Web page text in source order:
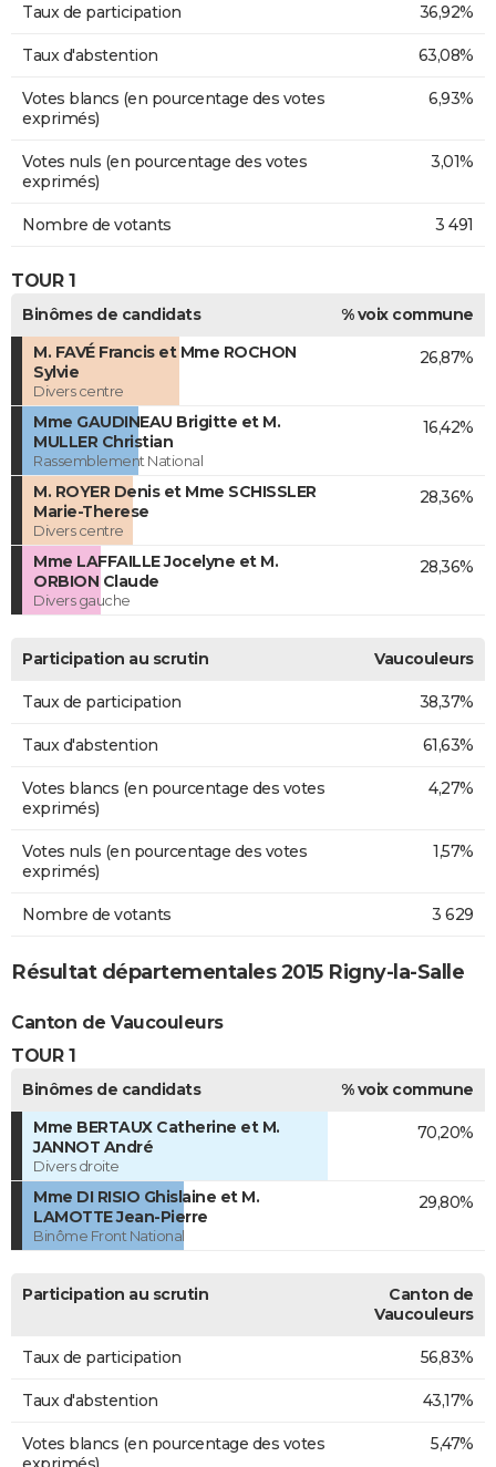
Taux de participation 36,92%
Taux d'abstention 63,08%
Votes blancs (en pourcentage des votes
exprimés)
6,93%
Votes nuls (en pourcentage des votes
exprimés)
3,01%
Nombre de votants 3 491
TOUR 1
Binômes de candidats
% voix commune
M. FAVÉ Francis et Mme ROCHON
Sylvie
Divers centre
26,87%
Mme GAUDINEAU Brigitte et M.
MULLER Christian
Rassemblement National
16,42%
M. ROYER Denis et Mme SCHISSLER
Marie-Therese
Divers centre
28,36%
Mme LAFFAILLE Jocelyne et M.
ORBION Claude
Divers gauche
28,36%
Participation au scrutin Vaucouleurs
Taux de participation 38,37%
Taux d'abstention 61,63%
Votes blancs (en pourcentage des votes
exprimés)
4,27%
Votes nuls (en pourcentage des votes
exprimés)
1,57%
Nombre de votants 3 629
Résultat départementales 2015 Rigny-la-Salle
Canton de Vaucouleurs
TOUR 1
Binômes de candidats
% voix commune
Mme BERTAUX Catherine et M.
JANNOT André
Divers droite
70,20%
Mme DI RISIO Ghislaine et M.
LAMOTTE Jean-Pierre
Binôme Front National
29,80%
Participation au scrutin
Canton de
Vaucouleurs
Taux de participation 56,83%
Taux d'abstention 43,17%
Votes blancs (en pourcentage des votes
5,47%